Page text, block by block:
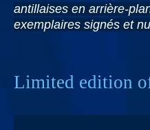
antillaises en arrière-
exemplaires signés et
Limited edition